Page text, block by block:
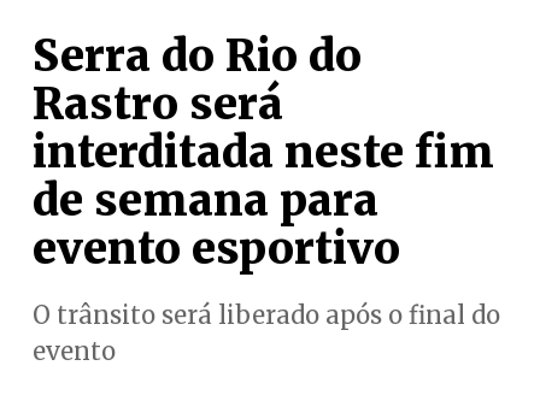
Serra do Rio do
Rastro será
interditada neste fim
de semana para
evento esportivo
O trânsito será liberado após o final do
evento